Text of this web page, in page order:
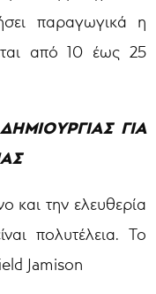
παραγωγικά η
από 10 έως 25
ΓΙΑ
και την ελευθερία
πολυτέλεια. Το
Jamison